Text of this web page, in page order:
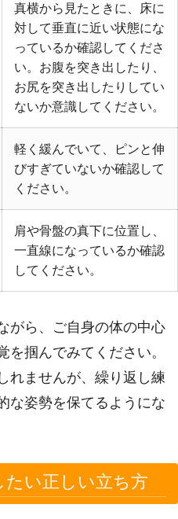
真横から見たときに、床に
対して垂直に近い状態にな
っているか確認してくださ
い。お腹を突き出したり、
お尻を突き出したりしてい
ないか意識してください。
軽く緩んでいて、ピンと伸
びすぎていないか確認して
ください。
肩や骨盤の真下に位置し、
一直線になっているか確認
してください。
がら、ご自身の体の中心
掴んでみてください。
れませんが、繰り返し練
な姿勢を保てるようにな
たい正しい立ち方